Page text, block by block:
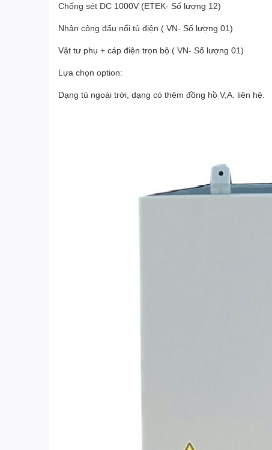
Chống sét DC 1000V (ETEK- Số lượng 12)
Nhân công đấu nối tủ điện ( VN- Số lượng 01)
Vật tư phụ + cáp điện trọn bộ ( VN- Số lượng 01)
Lựa chọn option:
Dạng tủ ngoài trời, dạng có thêm đồng hồ V,A. liên hệ.